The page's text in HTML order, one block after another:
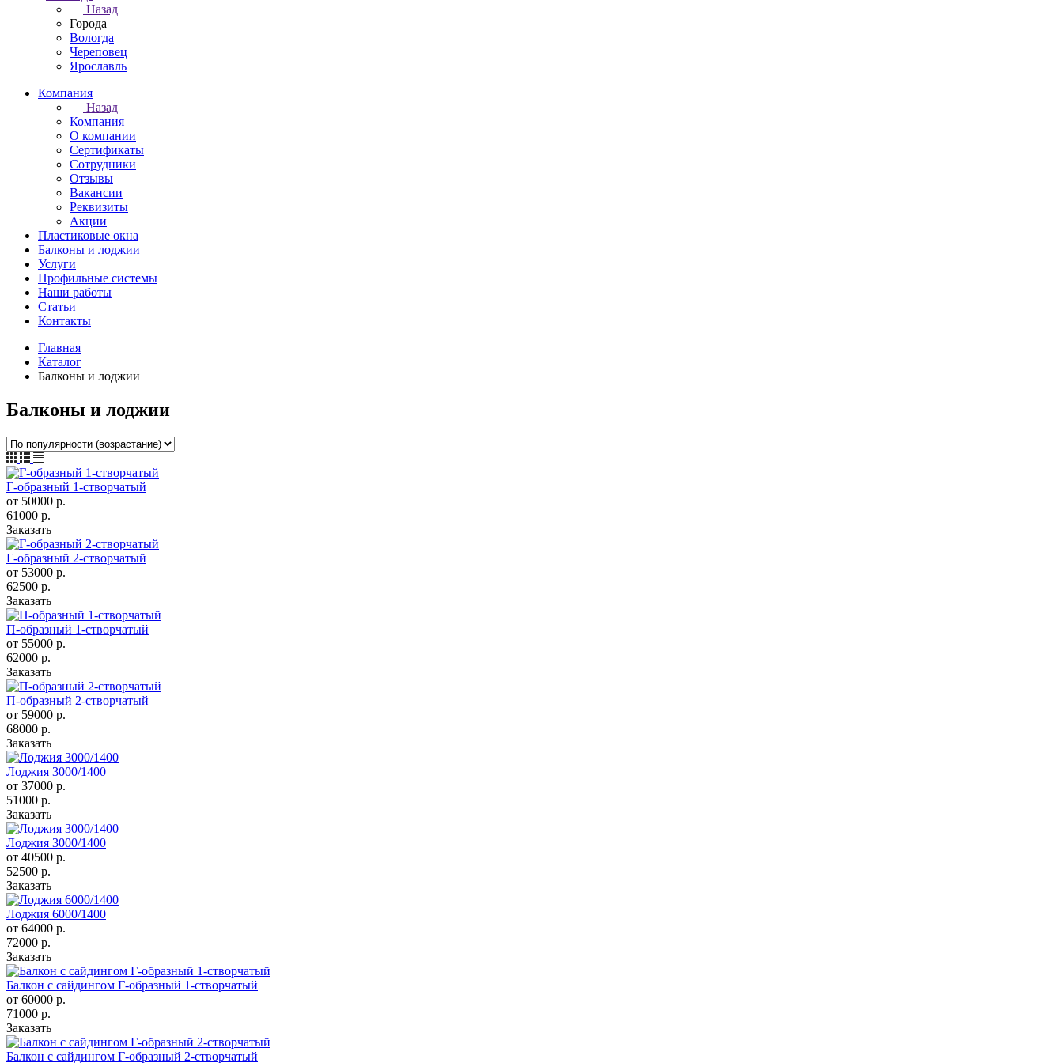
Назад
Города
Вологда
Череповец
Ярославль
Компания
Назад
Компания
О компании
Сертификаты
Сотрудники
Отзывы
Вакансии
Реквизиты
Акции
Пластиковые окна
Балконы и лоджии
Услуги
Профильные системы
Наши работы
Статьи
Контакты
Главная
Каталог
Балконы и лоджии
Балконы и лоджии
Г-образный 1-створчатый
от 50000 р.
61000 р.
Заказать
Г-образный 2-створчатый
от 53000 р.
62500 р.
Заказать
П-образный 1-створчатый
от 55000 р.
62000 р.
Заказать
П-образный 2-створчатый
от 59000 р.
68000 р.
Заказать
Лоджия 3000/1400
от 37000 р.
51000 р.
Заказать
Лоджия 3000/1400
от 40500 р.
52500 р.
Заказать
Лоджия 6000/1400
от 64000 р.
72000 р.
Заказать
Балкон с сайдингом Г-образный 1-створчатый
от 60000 р.
71000 р.
Заказать
Балкон с сайдингом Г-образный 2-створчатый